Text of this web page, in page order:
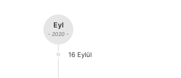
Eyl
- 2020 -
16 Eylül